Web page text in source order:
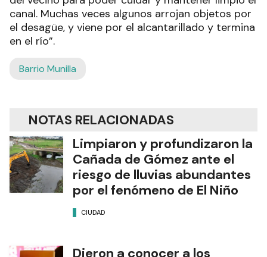
canal. Muchas veces algunos arrojan objetos por
el desagüe, y viene por el alcantarillado y termina
en el río”.
Barrio Munilla
NOTAS RELACIONADAS
Limpiaron y profundizaron la
Cañada de Gómez ante el
riesgo de lluvias abundantes
por el fenómeno de El Niño
CIUDAD
Dieron a conocer a los